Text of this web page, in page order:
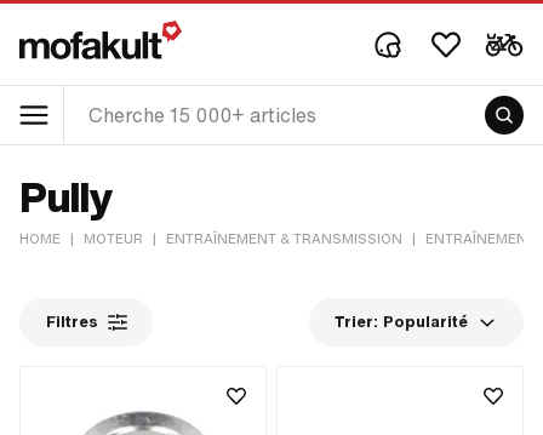
Pully
HOME | MOTEUR | ENTRAÎNEMENT & TRANSMISSION | ENTRAÎNEMENT
Filtres Trier: Popularité